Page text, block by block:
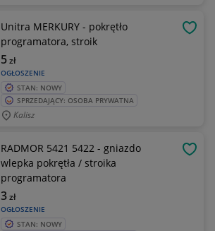
Unitra MERKURY - pokrętło
programatora, stroik
OGŁOSZENIE
5zł
STAN: NOWY
SPRZEDAJĄCY: OSOBA PRYWATNA
Kalisz
RADMOR 5421 5422 - gniazdo
wlepka pokrętła / stroika
programatora
OGŁOSZENIE
3zł
STAN: NOWY